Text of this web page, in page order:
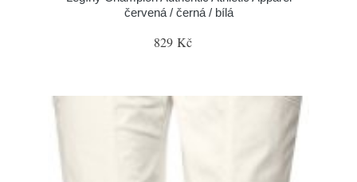
červená / černá / bílá
829 Kč